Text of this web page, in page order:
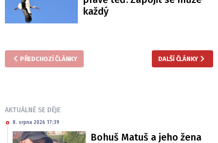
každý
PŘEDCHOZÍ ČLÁNKY DALŠÍ ČLÁNKY
AKTUÁLNĚ SE DĚJE
8. srpna 2026 17:39
Bohuš Matuš a jeho žena